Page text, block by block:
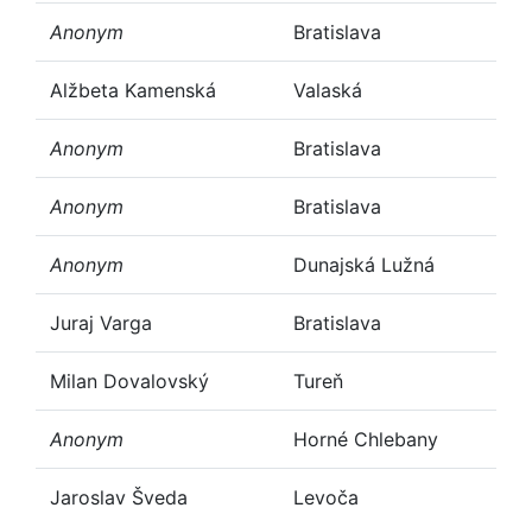
Anonym Bratislava
Alžbeta Kamenská Valaská
Anonym Bratislava
Anonym Bratislava
Anonym Dunajská Lužná
Juraj Varga Bratislava
Milan Dovalovský Tureň
Anonym Horné Chlebany
Jaroslav Šveda Levoča